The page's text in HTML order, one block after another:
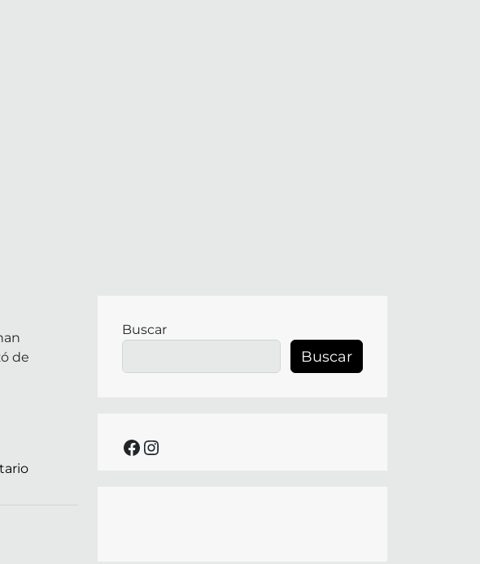
de
en Feria ISM 017
Buscar
Buscar
facebook
instagram